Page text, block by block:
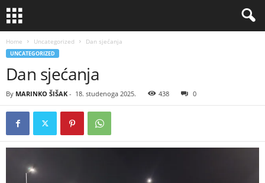
Home Uncategorized Dan sjećanja
UNCATEGORIZED
Dan sjećanja
By MARINKO ŠIŠAK - 18. studenoga 2025. 438 0